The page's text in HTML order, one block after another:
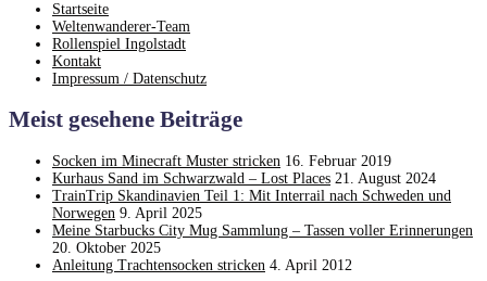
Startseite
Weltenwanderer-Team
Rollenspiel Ingolstadt
Kontakt
Impressum / Datenschutz
Meist gesehene Beiträge
Socken im Minecraft Muster stricken 16. Februar 2019
Kurhaus Sand im Schwarzwald – Lost Places 21. August 2024
TrainTrip Skandinavien Teil 1: Mit Interrail nach Schweden und
Norwegen 9. April 2025
Meine Starbucks City Mug Sammlung – Tassen voller Erinnerungen
20. Oktober 2025
Anleitung Trachtensocken stricken 4. April 2012